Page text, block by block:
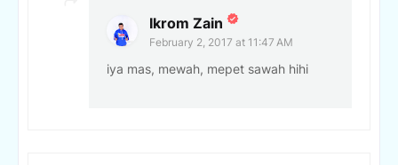
Ikrom Zain
February 2, 2017 at 11:47 AM
iya mas, mewah, mepet sawah hihi